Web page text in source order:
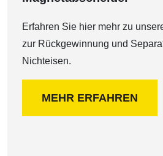
Erfahren Sie hier mehr zu
zur Rückgewinnung und
Nichteisen.
MEHR ERFAHREN